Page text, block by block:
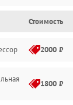
Стоимость
2000 ₽
1800 ₽